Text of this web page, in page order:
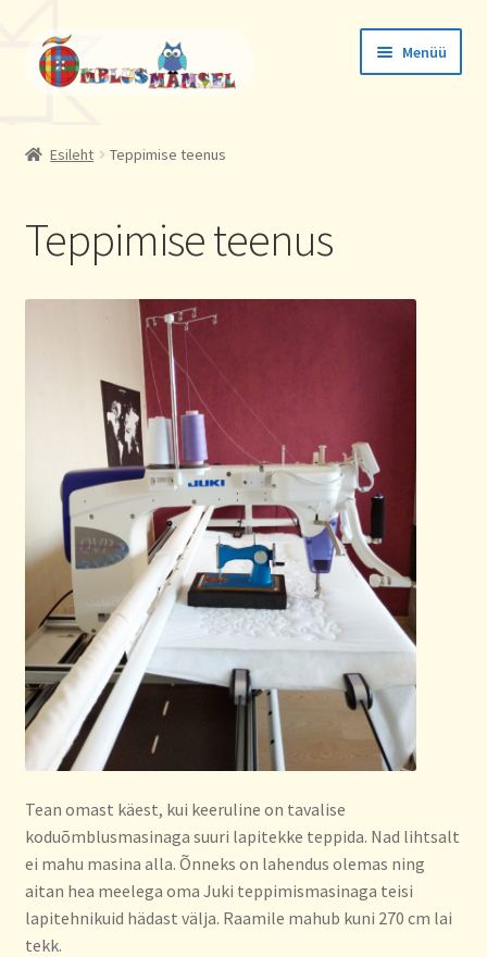
Liigu
navigeerimisele
Liigu
sisu
juurde
Menüü
Aadressid
Esileht Teppimise teenus
Teppimise teenus
Tean omast käest, kui keeruline on tavalise
koduõmblusmasinaga suuri lapitekke teppida. Nad lihtsalt
ei mahu masina alla. Õnneks on lahendus olemas ning
aitan hea meelega oma Juki teppimismasinaga teisi
lapitehnikuid hädast välja. Raamile mahub kuni 270 cm lai
tekk.